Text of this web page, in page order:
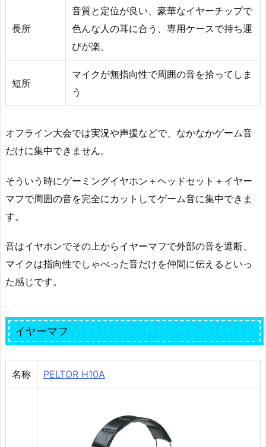
長所
音質と定位が良い、豪華なイヤーチップで
色んな人の耳に合う、専用ケースで持ち運
びが楽。
短所
マイクが無指向性で周囲の音を拾ってしま
う
オフライン大会では実況や声援などで、なかなかゲーム音
だけに集中できません。
そういう時にゲーミングイヤホン＋ヘッドセット＋イヤー
マフで周囲の音を完全にカットしてゲーム音に集中できま
す。
音はイヤホンでその上からイヤーマフで外部の音を遮断、
マイクは指向性でしゃべった音だけを仲間に伝えるといっ
た感じです。
イヤーマフ
名称 PELTOR H10A